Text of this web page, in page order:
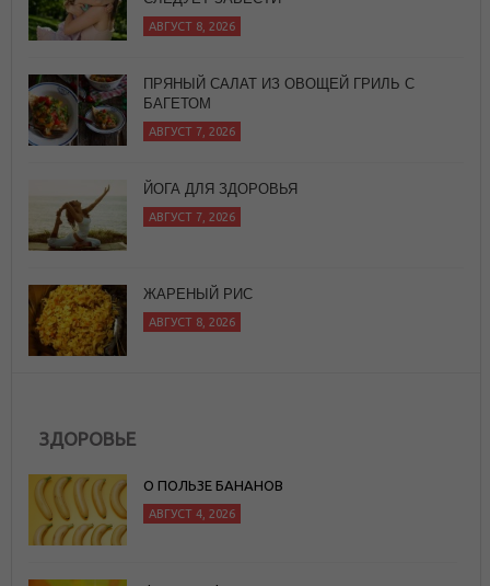
АВГУСТ 8, 2026
ПРЯНЫЙ САЛАТ ИЗ ОВОЩЕЙ ГРИЛЬ С
БАГЕТОМ
АВГУСТ 7, 2026
ЙОГА ДЛЯ ЗДОРОВЬЯ
АВГУСТ 7, 2026
ЖАРЕНЫЙ РИС
АВГУСТ 8, 2026
ЗДОРОВЬЕ
О ПОЛЬЗЕ БАНАНОВ
АВГУСТ 4, 2026